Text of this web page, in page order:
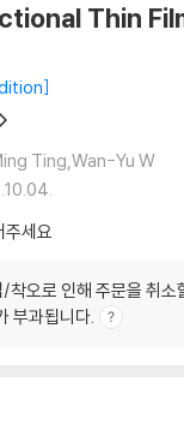
Thin
Ting,Wan-Yu W
주세요
착오로 인해 주문을 취소
부과됩니다.